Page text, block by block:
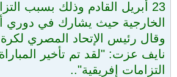
23 أبريل القادم وذلك بسبب
الخارجية حيث يشارك في دوري
وقال رئيس الإتحاد المصري
نايف عزت: "لقد تم تأخير
التزامات إفريقية"..